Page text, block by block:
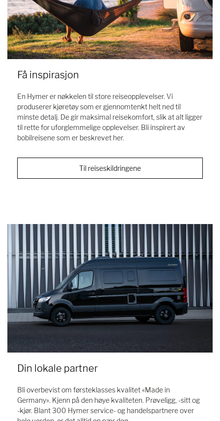
Få inspirasjon
En Hymer er nøkkelen til store reiseopplevelser. Vi
produserer kjøretøy som er gjennomtenkt helt ned til
minste detalj. De gir maksimal reisekomfort, slik at alt ligger
til rette for uforglemmelige opplevelser. Bli inspirert av
bobilreisene som er beskrevet her.
Til reiseskildringene
Din lokale partner
Bli overbevist om førsteklasses kvalitet «Made in
Germany». Kjenn på den høye kvaliteten. Prøveligg, -sitt og
-kjør. Blant 300 Hymer service- og handelspartnere over